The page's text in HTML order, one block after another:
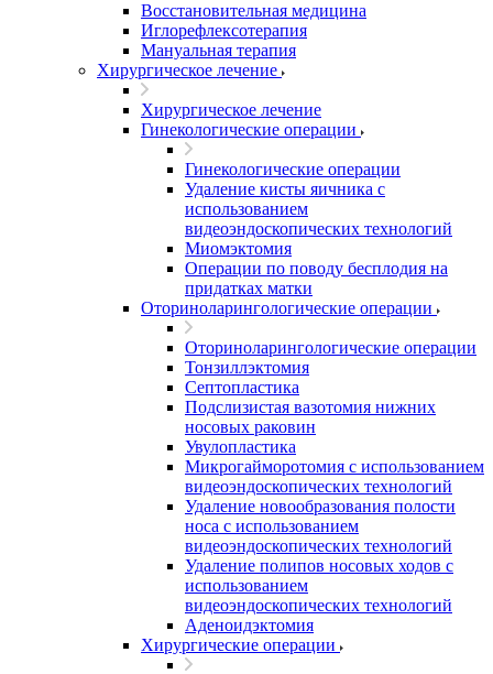
Восстановительная медицина
Иглорефлексотерапия
Мануальная терапия
Хирургическое лечение
Хирургическое лечение
Гинекологические операции
Гинекологические операции
Удаление кисты яичника с
использованием
видеоэндоскопических технологий
Миомэктомия
Операции по поводу бесплодия на
придатках матки
Оториноларингологические операции
Оториноларингологические операции
Тонзиллэктомия
Септопластика
Подслизистая вазотомия нижних
носовых раковин
Увулопластика
Микрогайморотомия с использованием
видеоэндоскопических технологий
Удаление новообразования полости
носа с использованием
видеоэндоскопических технологий
Удаление полипов носовых ходов с
использованием
видеоэндоскопических технологий
Аденоидэктомия
Хирургические операции